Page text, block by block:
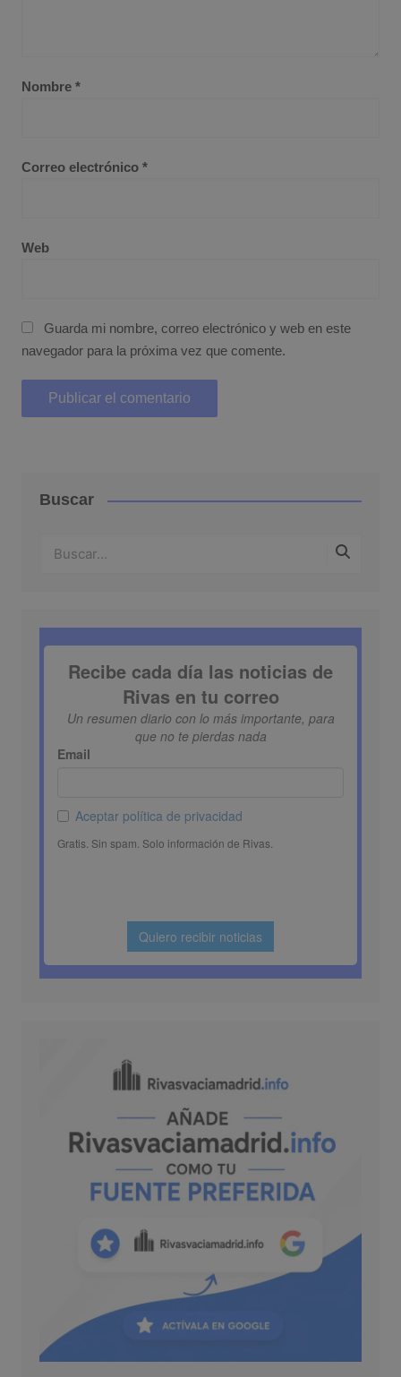
Nombre *
Correo electrónico *
Web
Guarda mi nombre, correo electrónico y web en este
navegador para la próxima vez que comente.
Buscar